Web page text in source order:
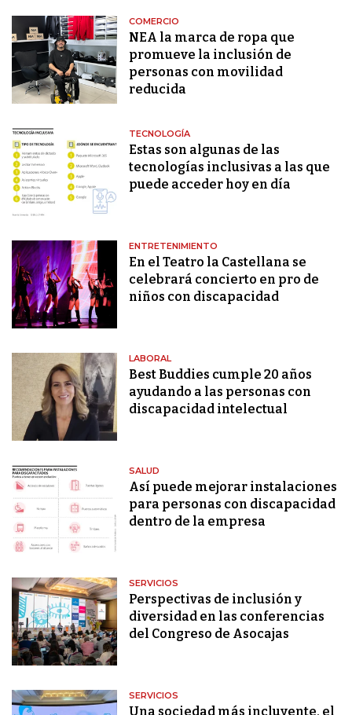
COMERCIO
NEA la marca de ropa que
promueve la inclusión de
personas con movilidad
reducida
TECNOLOGÍA
Estas son algunas de las
tecnologías inclusivas a las que
puede acceder hoy en día
ENTRETENIMIENTO
En el Teatro la Castellana se
celebrará concierto en pro de
niños con discapacidad
LABORAL
Best Buddies cumple 20 años
ayudando a las personas con
discapacidad intelectual
SALUD
Así puede mejorar instalaciones
para personas con discapacidad
dentro de la empresa
SERVICIOS
Perspectivas de inclusión y
diversidad en las conferencias
del Congreso de Asocajas
SERVICIOS
Una sociedad más incluyente, el